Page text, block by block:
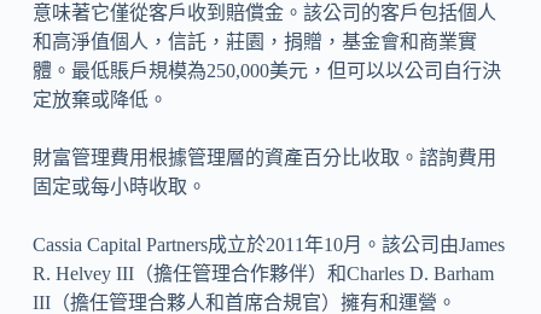
意味著它僅從客戶收到賠償金。該公司的客戶包括個人
和高淨值個人，信託，莊園，捐贈，基金會和商業實
體。最低賬戶規模為250,000美元，但可以以公司自行決
定放棄或降低。
財富管理費用根據管理層的資產百分比收取。諮詢費用
固定或每小時收取。
Cassia Capital Partners成立於2011年10月。該公司由James
R. Helvey III（擔任管理合作夥伴）和Charles D. Barham
III（擔任管理合夥人和首席合規官）擁有和運營。